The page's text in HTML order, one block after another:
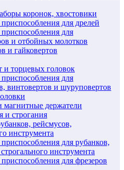
коронок, хвостовики
для дрелей
для
и отбойных молотков
и гайковертов
и торцевых головок
для
винтовертов и шуруповертов
магнитные держатели
и строгания
рейсмусов,
инструмента
для рубанков,
инструмента
для фрезеров